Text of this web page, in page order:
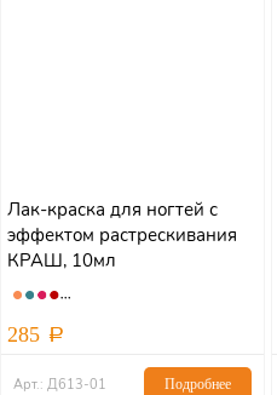
Лак-краска для ногтей с
эффектом растрескивания
КРАШ, 10мл
285
Арт.: Д613-01 Подробнее